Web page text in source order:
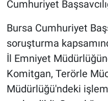
Cumhuriyet
Bursa Cumhuriyet
soruşturma
İl Emniyet
Komitgan, Terörle
Müdürlüğü'ndeki
Gündem Özel
Günün görüntüsü
Haber